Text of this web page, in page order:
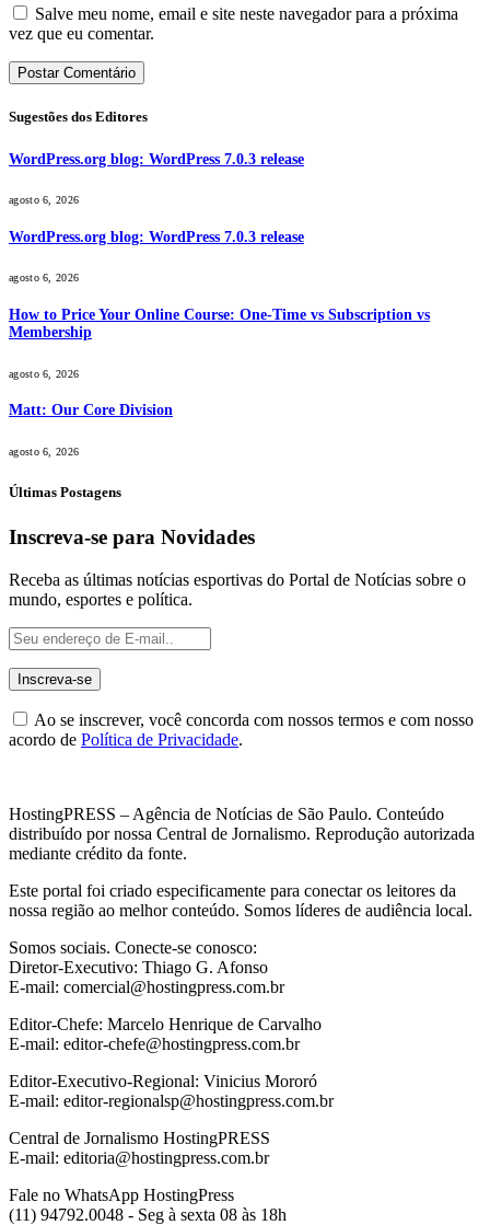
Salve meu nome, email e site neste navegador para a próxima
vez que eu comentar.
Sugestões dos Editores
WordPress.org blog: WordPress 7.0.3 release
agosto 6, 2026
WordPress.org blog: WordPress 7.0.3 release
agosto 6, 2026
How to Price Your Online Course: One-Time vs Subscription vs
Membership
agosto 6, 2026
Matt: Our Core Division
agosto 6, 2026
Últimas Postagens
Inscreva-se para Novidades
Receba as últimas notícias esportivas do Portal de Notícias sobre o
mundo, esportes e política.
Ao se inscrever, você concorda com nossos termos e com nosso
acordo de Política de Privacidade.
HostingPRESS – Agência de Notícias de São Paulo. Conteúdo
distribuído por nossa Central de Jornalismo. Reprodução autorizada
mediante crédito da fonte.
Este portal foi criado especificamente para conectar os leitores da
nossa região ao melhor conteúdo. Somos líderes de audiência local.
Somos sociais. Conecte-se conosco:
Diretor-Executivo: Thiago G. Afonso
E-mail: comercial@hostingpress.com.br
Editor-Chefe: Marcelo Henrique de Carvalho
E-mail: editor-chefe@hostingpress.com.br
Editor-Executivo-Regional: Vinicius Mororó
E-mail: editor-regionalsp@hostingpress.com.br
Central de Jornalismo HostingPRESS
E-mail: editoria@hostingpress.com.br
Fale no WhatsApp HostingPress
(11) 94792.0048 - Seg à sexta 08 às 18h